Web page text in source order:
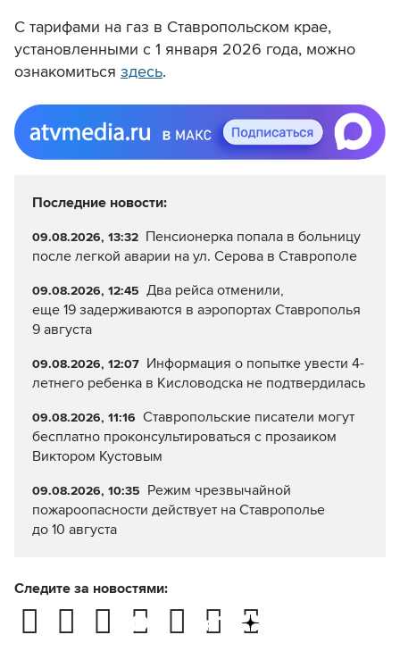
С тарифами на газ в Ставропольском крае,
установленными с 1 января 2026 года, можно
ознакомиться здесь.
Последние новости:
09.08.2026, 13:32 Пенсионерка попала в больницу
после легкой аварии на ул. Серова в Ставрополе
09.08.2026, 12:45 Два рейса отменили,
еще 19 задерживаются в аэропортах Ставрополья
9 августа
09.08.2026, 12:07 Информация о попытке увести 4-
летнего ребенка в Кисловодска не подтвердилась
09.08.2026, 11:16 Ставропольские писатели могут
бесплатно проконсультироваться с прозаиком
Виктором Кустовым
09.08.2026, 10:35 Режим чрезвычайной
пожароопасности действует на Ставрополье
до 10 августа
Следите за новостями: